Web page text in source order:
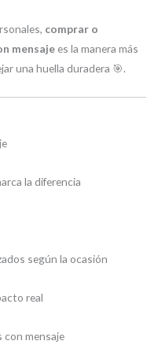
comprar o
mensaje es la manera más
una huella duradera 🎯.
la diferencia
según la ocasión
real
con mensaje